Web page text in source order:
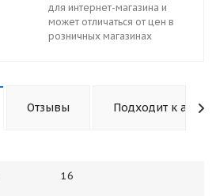
для интернет-магазина и
может отличаться от цен в
розничных магазинах
Отзывы Подходит к авто
16